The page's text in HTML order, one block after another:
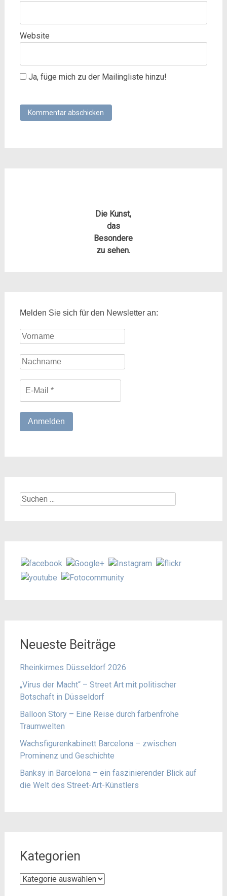
Website
Ja, füge mich zu der Mailingliste hinzu!
Die Kunst,
das
Besondere
zu sehen.
Melden Sie sich für den Newsletter an:
Suchen
Neueste Beiträge
Rheinkirmes Düsseldorf 2026
„Virus der Macht“ – Street Art mit politischer
Botschaft in Düsseldorf
Balloon Story – Eine Reise durch farbenfrohe
Traumwelten
Wachsfigurenkabinett Barcelona – zwischen
Prominenz und Geschichte
Banksy in Barcelona – ein faszinierender Blick auf
die Welt des Street-Art-Künstlers
Kategorien
Kategorien